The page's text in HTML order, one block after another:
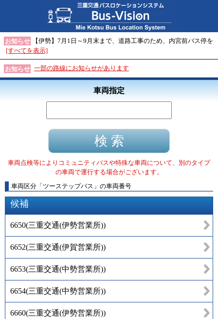
お知らせ
【伊勢】7月1日～9月末まで、道路工事のため、内宮前バス停を
[すべてを表示]
お知らせ 一部の路線にお知らせがあります
車両指定
車両点検等によりコミュニティバスや特殊な車両について、別のタイプ
の車両で運行する場合がございます。
車両区分 「 ツーステップバス 」 の車両番号
候補
6650(三重交通(伊勢営業所))
6652(三重交通(伊賀営業所))
6653(三重交通(中勢営業所))
6654(三重交通(中勢営業所))
6660(三重交通(伊勢営業所))